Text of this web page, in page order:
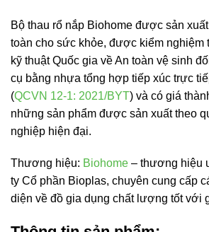
Bộ thau rổ nắp Biohome được sản
toàn cho sức khỏe, được kiểm nghiệm
kỹ thuật Quốc gia về An toàn vệ sinh
cụ bằng nhựa tổng hợp tiếp xúc trực
(QCVN 12-1: 2021/BYT) và có giá
những sản phẩm được sản xuất theo
nghiệp hiện đại.
Thương hiệu: Biohome – thương hiệu
ty Cổ phần Bioplas, chuyên cung cấp
diện về đồ gia dụng chất lượng tốt với